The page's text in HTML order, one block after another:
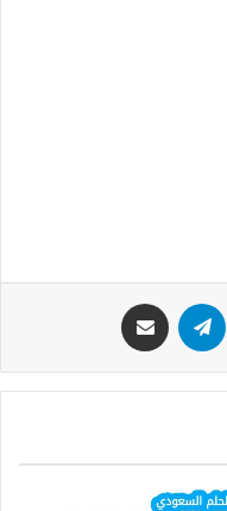
واتساب تيلقرام